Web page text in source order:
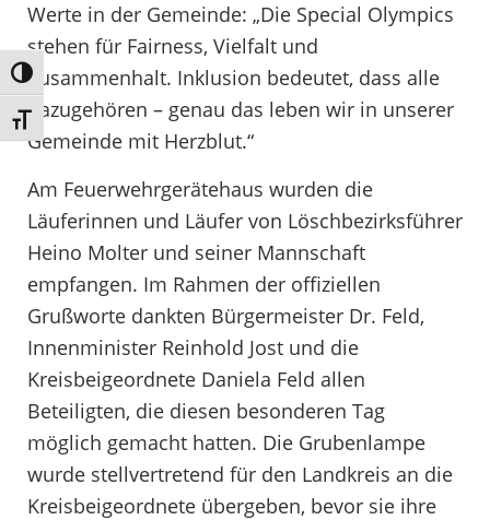
Umschalten auf hohe Kontraste
Schrift vergrößern
Werte in der Gemeinde: „Die Special Olympics
stehen für Fairness, Vielfalt und
Zusammenhalt. Inklusion bedeutet, dass alle
dazugehören – genau das leben wir in unserer
Gemeinde mit Herzblut.“
Am Feuerwehrgerätehaus wurden die
Läuferinnen und Läufer von Löschbezirksführer
Heino Molter und seiner Mannschaft
empfangen. Im Rahmen der offiziellen
Grußworte dankten Bürgermeister Dr. Feld,
Innenminister Reinhold Jost und die
Kreisbeigeordnete Daniela Feld allen
Beteiligten, die diesen besonderen Tag
möglich gemacht hatten. Die Grubenlampe
wurde stellvertretend für den Landkreis an die
Kreisbeigeordnete übergeben, bevor sie ihre